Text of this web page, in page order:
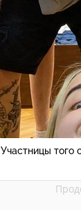
Участницы того